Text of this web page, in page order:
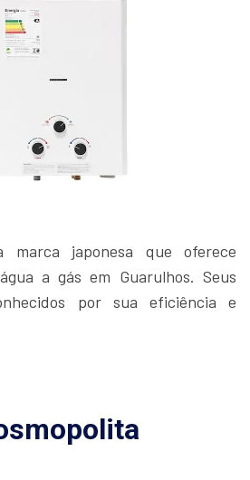
japonesa que oferece
a gás em Guarulhos. Seus
por sua eficiência e